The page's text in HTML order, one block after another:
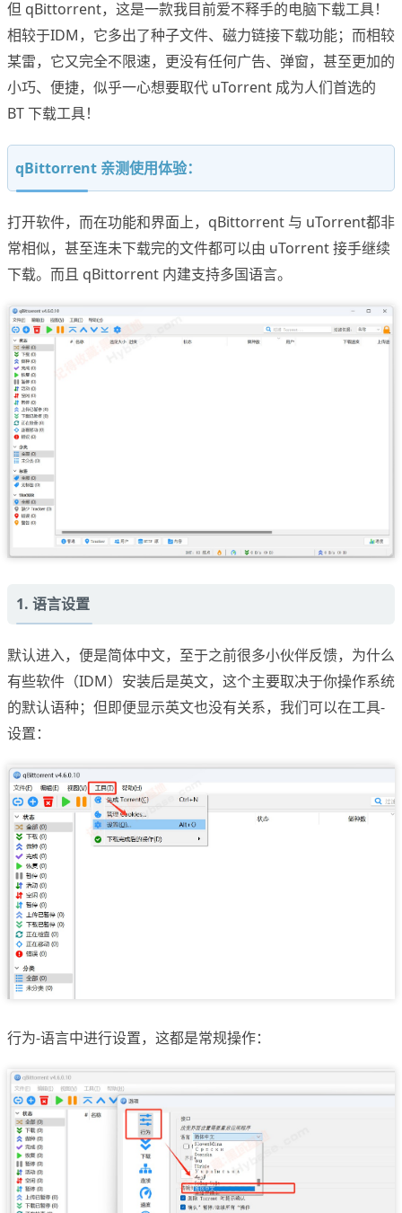
但 qBittorrent，这是一款我目前爱不释手的电脑下载工具！
相较于IDM，它多出了种子文件、磁力链接下载功能；而相较
某雷，它又完全不限速，更没有任何广告、弹窗，甚至更加的
小巧、便捷，似乎一心想要取代 uTorrent 成为人们首选的
BT 下载工具！
qBittorrent 亲测使用体验：
打开软件，而在功能和界面上，qBittorrent 与 uTorrent都非
常相似，甚至连未下载完的文件都可以由 uTorrent 接手继续
下载。而且 qBittorrent 内建支持多国语言。
1. 语言设置
默认进入，便是简体中文，至于之前很多小伙伴反馈，为什么
有些软件（IDM）安装后是英文，这个主要取决于你操作系统
的默认语种；但即便显示英文也没有关系，我们可以在工具-
设置：
行为-语言中进行设置，这都是常规操作：